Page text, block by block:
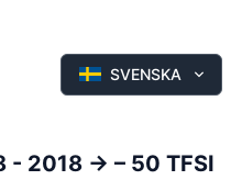
SVENSKA
- 2018 -> – 50 TFSI